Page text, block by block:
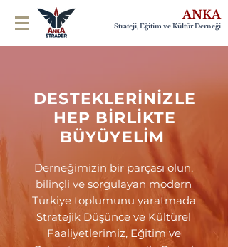
ANKA
Strateji, Eğitim ve Kültür Derneği
DESTEKLERİNİZLE
HEP BİRLİKTE
BÜYÜYELİM
Derneğimizin bir parçası olun,
bilinçli ve sorgulayan modern
Türkiye toplumunu yaratmada
Stratejik Düşünce ve Kültürel
Faaliyetlerimiz, Eğitim ve